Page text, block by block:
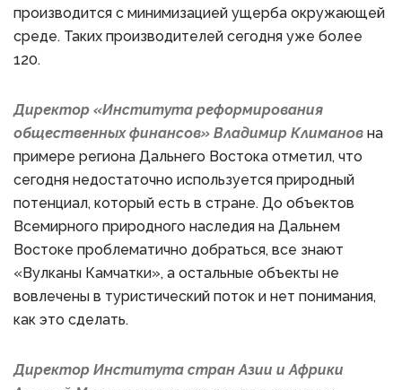
производится с минимизацией ущерба окружающей
среде. Таких производителей сегодня уже более
120.
Директор «Института реформирования
общественных финансов» Владимир Климанов на
примере региона Дальнего Востока отметил, что
сегодня недостаточно используется природный
потенциал, который есть в стране. До объектов
Всемирного природного наследия на Дальнем
Востоке проблематично добраться, все знают
«Вулканы Камчатки», а остальные объекты не
вовлечены в туристический поток и нет понимания,
как это сделать.
Директор Института стран Азии и Африки